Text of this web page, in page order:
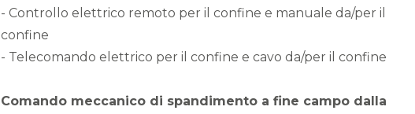
- Controllo elettrico remoto per il confine e manuale da/per il
confine
- Telecomando elettrico per il confine e cavo da/per il confine
Comando meccanico di spandimento a fine campo dalla